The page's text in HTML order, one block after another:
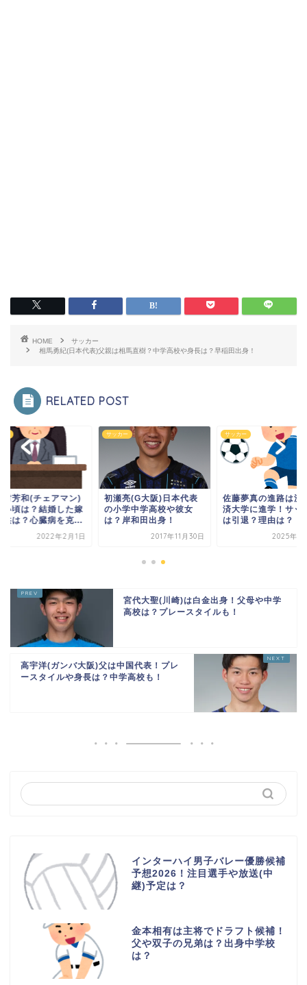
HOME
サッカー
相馬勇紀(日本代表)父親は相馬直樹？中学高校や身長は？早稲田出身！
RELATED POST
村芳和(チェアマン)
い頃は？結婚した嫁
供は？心臓病を克...
2022年2月1日
サッカー
初瀬亮(G大阪)日本代表
の小学中学高校や彼女
は？岸和田出身！
2017年11月30日
サッカー
佐藤夢真の進路は流
済大学に進学！サッ
は引退？理由は？
2025年1
宮代大聖(川崎)は白金出身！父母や中学
高校は？プレースタイルも！
高宇洋(ガンバ大阪)父は中国代表！プレ
ースタイルや身長は？中学高校も！
インターハイ男子バレー優勝候補
予想2026！注目選手や放送(中
継)予定は？
金本相有は主将でドラフト候補！
父や双子の兄弟は？出身中学校
は？